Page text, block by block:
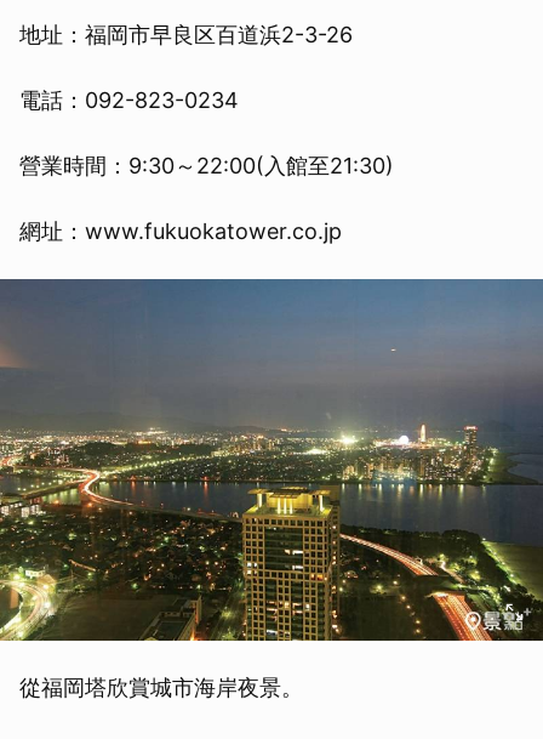
地址：福岡市早良区百道浜2-3-26
電話：092-823-0234
營業時間：9:30～22:00(入館至21:30)
網址：www.fukuokatower.co.jp
從福岡塔欣賞城市海岸夜景。